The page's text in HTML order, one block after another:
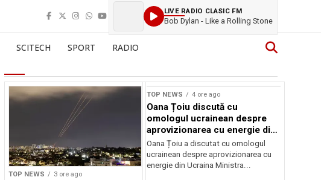
LIVE RADIO CLASIC FM
Bob Dylan - Like a Rolling Stone
SCITECH SPORT RADIO
TOP NEWS 3 ore ago
TOP NEWS 4 ore ago
Oana Țoiu discută cu
omologul ucrainean despre
aprovizionarea cu energie din
Ucraina
Oana Țoiu a discutat cu omologul
ucrainean despre aprovizionarea cu
energie din Ucraina Ministra...